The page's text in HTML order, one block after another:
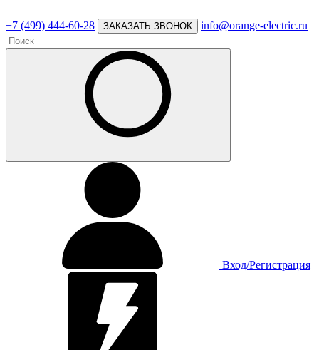
+7 (499) 444-60-28 ЗАКАЗАТЬ ЗВОНОК info@orange-electric.ru
Вход/Регистрация